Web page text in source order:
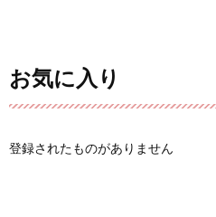
お気に入り
登録されたものがありません